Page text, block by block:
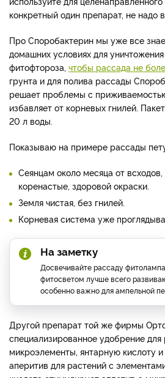
конкретный один препарат, не надо
Про Споробактерин мы уже все
домашних условиях для
фитофтороза, чтобы рассада не
грунта и для полива рассады
решает проблемы с
избавляет от корневых гнилей.
20 л воды.
Показываю на примере рассады
Сеянцам около месяца от
коренастые, здоровой окраски.
Земля чистая, без гнилей.
Корневая система уже
На заметку
Досвечивайте рассаду
фитосветом лучше всего
особенно важно для ампельной
Другой препарат той же фирмы
специализированное удобрение
микроэлементы, янтарную кислоту и
аперитив для растений с